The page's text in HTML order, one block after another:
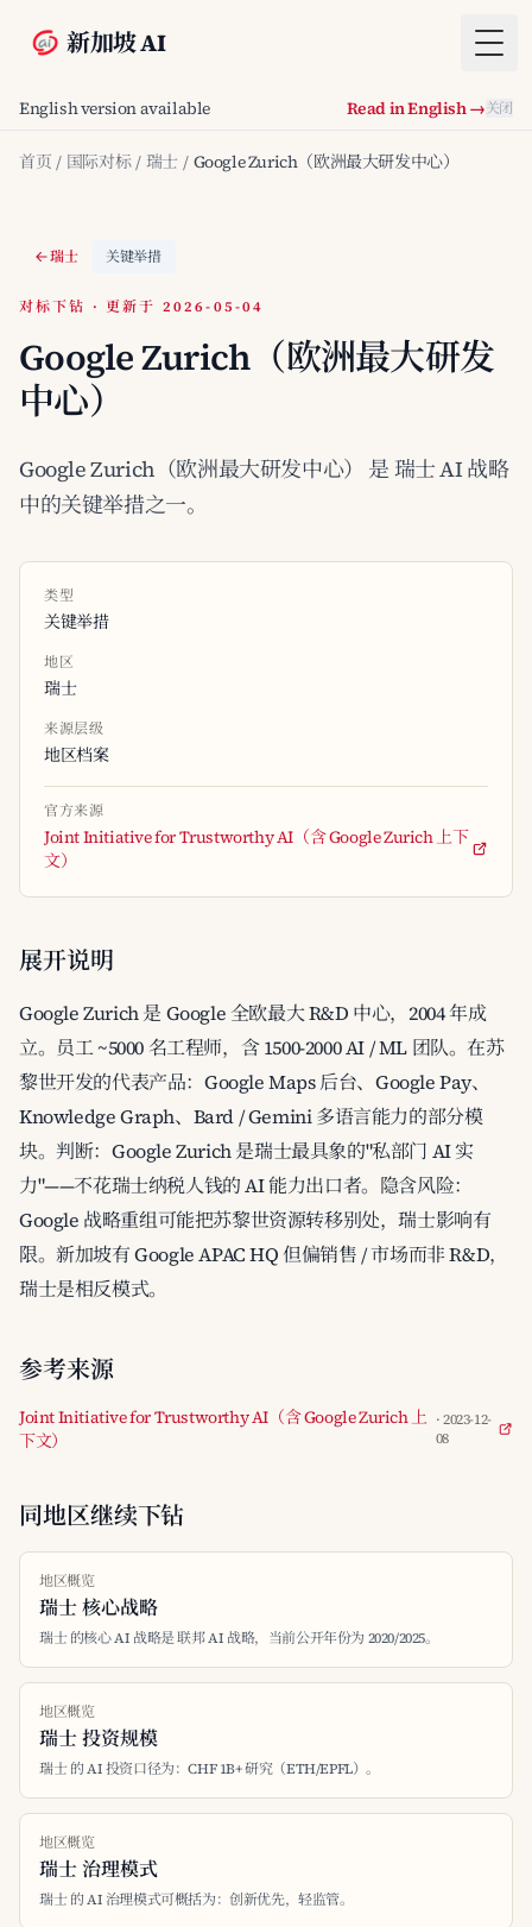
新加坡 AI
English version available Read in English →关闭
首页 / 国际对标 / 瑞士 / Google Zurich（欧洲最大研发中心）
瑞士 关键举措
对标下钻 · 更新于 2026-05-04
Google Zurich（欧洲最大研发
中心）
Google Zurich（欧洲最大研发中心） 是 瑞士 AI 战略
中的关键举措之一。
类型
关键举措
地区
瑞士
来源层级
地区档案
官方来源
Joint Initiative for Trustworthy AI（含 Google Zurich 上下
文）
展开说明
Google Zurich 是 Google 全欧最大 R&D 中心，2004 年成
立。员工 ~5000 名工程师，含 1500-2000 AI / ML 团队。在苏
黎世开发的代表产品：Google Maps 后台、Google Pay、
Knowledge Graph、Bard / Gemini 多语言能力的部分模
块。判断：Google Zurich 是瑞士最具象的"私部门 AI 实
力"——不花瑞士纳税人钱的 AI 能力出口者。隐含风险：
Google 战略重组可能把苏黎世资源转移别处，瑞士影响有
限。新加坡有 Google APAC HQ 但偏销售 / 市场而非 R&D，
瑞士是相反模式。
参考来源
Joint Initiative for Trustworthy AI（含 Google Zurich 上
下文）
· 2023-12-
08
同地区继续下钻
地区概览
瑞士 核心战略
瑞士 的核心 AI 战略是 联邦 AI 战略，当前公开年份为 2020/2025。
地区概览
瑞士 投资规模
瑞士 的 AI 投资口径为：CHF 1B+ 研究（ETH/EPFL）。
地区概览
瑞士 治理模式
瑞士 的 AI 治理模式可概括为：创新优先，轻监管。